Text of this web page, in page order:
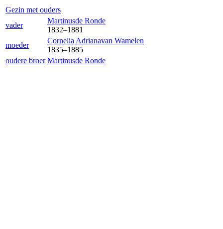
Gezin met ouders
vader
Martinusde Ronde
1832–1881
moeder
Cornelia Adrianavan Wamelen
1835–1885
oudere broer Martinusde Ronde